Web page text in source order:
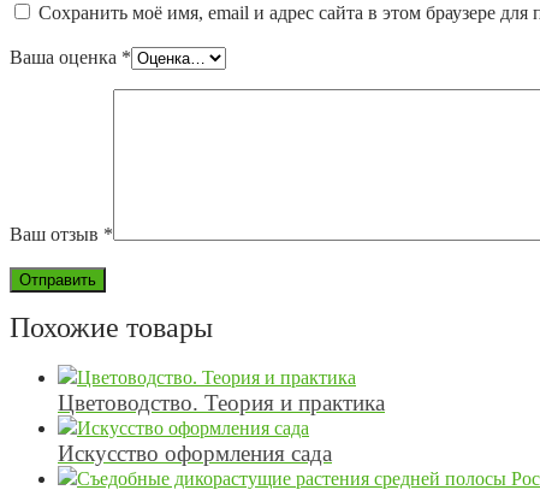
Сохранить моё имя, email и адрес сайта в этом браузере
Ваша оценка *
Ваш отзыв *
Похожие товары
Цветоводство. Теория и практика
Искусство оформления сада